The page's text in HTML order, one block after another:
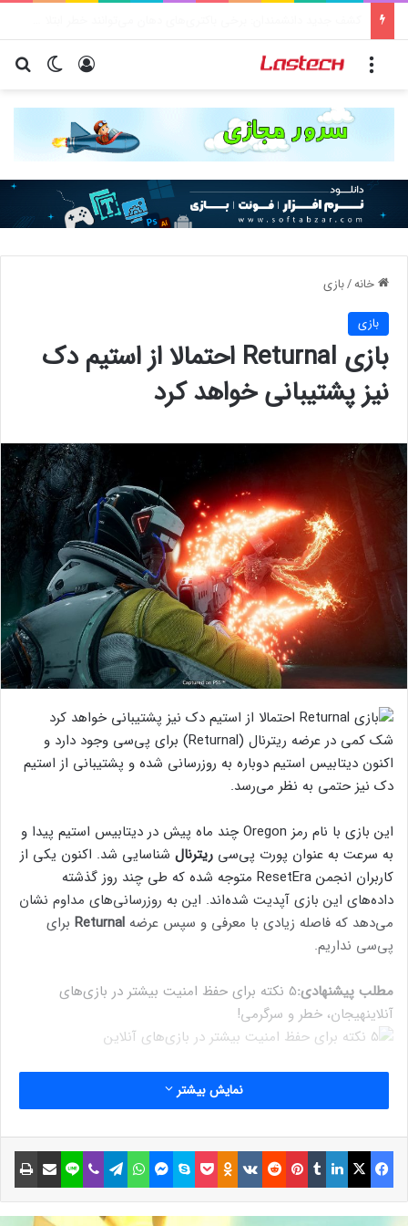
تغییر ورود
خانه/بازی
بازی
بازی Returnal احتمالا از استیم دک
نیز پشتیبانی خواهد کرد
شک کمی در عرضه ریترنال (Returnal) برای پی‌سی وجود دارد و
اکنون دیتابیس استیم دوباره به روزرسانی شده و پشتیبانی از استیم
دک نیز حتمی به نظر می‌رسد.
این بازی با نام رمز Oregon چند ماه پیش در دیتابیس استیم پیدا و
به سرعت به عنوان پورت پی‌سی ریترنال شناسایی شد. اکنون یکی از
کاربران انجمن ResetEra متوجه شده که طی چند روز گذشته
داده‌های این بازی آپدیت شده‌اند. این به روزرسانی‌های مداوم نشان
می‌دهد که فاصله زیادی با معرفی و سپس عرضه Returnal برای
پی‌سی نداریم.
مطلب پیشنهادی:
۵ نکته برای حفظ امنیت بیشتر در بازی‌های
آنلاینهیجان، خطر و سرگرمی!
سونی معمولا پورت پی‌سی بازی‌های انحصاری خود را چند ماه پس
از معرفی به بازار عرضه می‌کند. Marvel’s Spider-Man تقریبا یک ماه
می‌گیرد. همچنین باید اشاره کنیم که نام پورت پی‌سی ریترنال در
داده‌های لو رفته از سرویس Nvidia’s GeForce Now نیز وجود
داشت.
نمایش بیشتر
فیسبوک ایکس لینکداین تامبلر پینتریست Reddit
VKontakte
Odnoklassniki پاکت اسکایپ مسنجر واتس آپ تلگرام وایبر لاین اشتراک گذاری با ایمیل